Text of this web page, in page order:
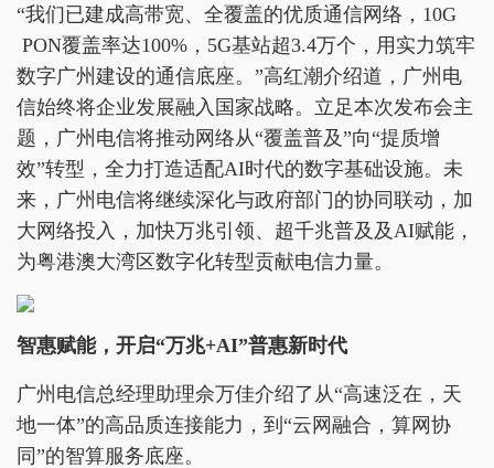
“我们已建成高带宽、全覆盖的优质通信网络，10G
PON覆盖率达100%，5G基站超3.4万个，用实力筑牢
数字广州建设的通信底座。”高红潮介绍道，广州电
信始终将企业发展融入国家战略。立足本次发布会主
题，广州电信将推动网络从“覆盖普及”向“提质增
效”转型，全力打造适配AI时代的数字基础设施。未
来，广州电信将继续深化与政府部门的协同联动，加
大网络投入，加快万兆引领、超千兆普及及AI赋能，
为粤港澳大湾区数字化转型贡献电信力量。
智惠赋能，开启“万兆+AI”普惠新时代
广州电信总经理助理佘万佳介绍了从“高速泛在，天
地一体”的高品质连接能力，到“云网融合，算网协
同”的智算服务底座。